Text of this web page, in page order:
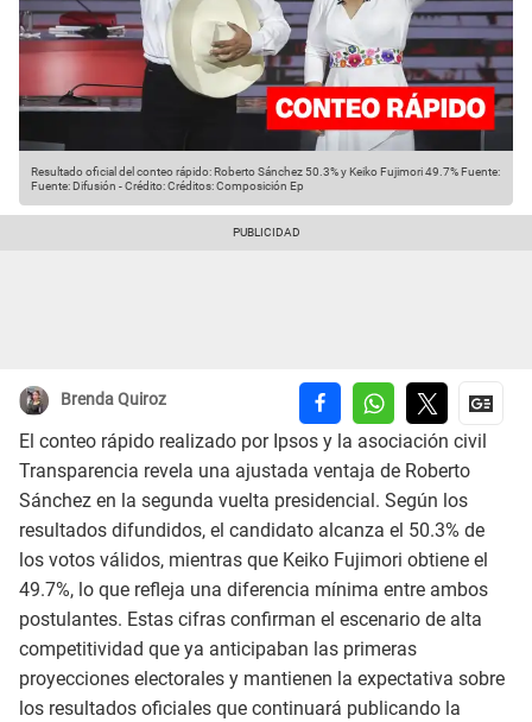
Resultado oficial del conteo rápido: Roberto Sánchez 50.3% y Keiko Fujimori 49.7%Fuente:
Fuente: Difusión -Crédito: Créditos: Composición Ep
Brenda Quiroz
El conteo rápido realizado por Ipsos y la asociación civil
Transparencia revela una ajustada ventaja de Roberto
Sánchez en la segunda vuelta presidencial. Según los
resultados difundidos, el candidato alcanza el 50.3% de
los votos válidos, mientras que Keiko Fujimori obtiene el
49.7%, lo que refleja una diferencia mínima entre ambos
postulantes. Estas cifras confirman el escenario de alta
competitividad que ya anticipaban las primeras
proyecciones electorales y mantienen la expectativa sobre
los resultados oficiales que continuará publicando la